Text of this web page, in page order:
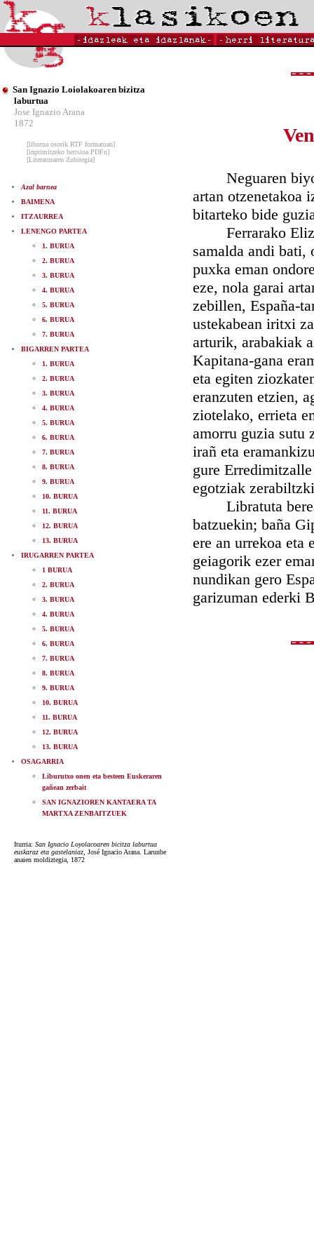
San Ignazio Loiolakoaren bizitza
laburtua
Jose Ignazio Arana
1872
[liburua osorik RTF formatuan]
[inprimitzeko bertsioa PDFn]
[Literaturaren Zubitegia]
Azal barnea
BAIMENA
ITZAURREA
LENENGO PARTEA
1. BURUA
2. BURUA
3. BURUA
4. BURUA
5. BURUA
6. BURUA
7. BURUA
BIGARREN PARTEA
1. BURUA
2. BURUA
3. BURUA
4. BURUA
5. BURUA
6. BURUA
7. BURUA
8. BURUA
9. BURUA
10. BURUA
11. BURUA
12. BURUA
13. BURUA
IRUGARREN PARTEA
1 BURUA
2. BURUA
3. BURUA
4. BURUA
5. BURUA
6. BURUA
7. BURUA
8. BURUA
9. BURUA
10. BURUA
11. BURUA
12. BURUA
13. BURUA
OSAGARRIA
Liburutxo onen eta besteen Euskeraren
gañean zerbait
SAN IGNAZIOREN KANTAERA TA
MARTXA ZENBAITZUEK
Iturria: San Ignacio Loyolacoaren bicitza laburtua
euskaraz eta gastelaniaz , José Ignacio Arana. Larunbe
anaien moldiztegia, 1872
Neguaren
artan otzenetakoa
bitarteko bide
Ferrarako Eliza
samalda andi bati,
puxka eman
eze, nola garai
zebillen, España-
ustekabean iritxi
arturik, arabakiak
Kapitana-gana
eta egiten
eranzuten etzien,
ziotelako, errieta
amorru guzia sutu
irañ eta
gure
egotziak
Libratuta
batzuekin; baña
ere an urrekoa eta
geiagorik ezer
nundikan gero
garizuman ederki